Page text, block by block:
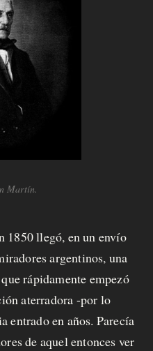
Martín.
1850 llegó, en un envío
argentinos, una
rápidamente empezó
aterradora -por lo
entrado en años. Parecía
de aquel entonces ver